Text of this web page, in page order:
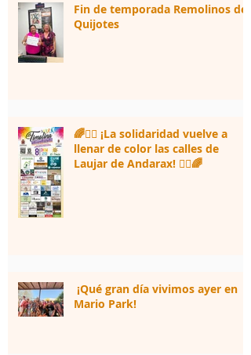
Fin de temporada Remolinos de
Quijotes
🌈🏃‍♀️ ¡La solidaridad vuelve a
llenar de color las calles de
Laujar de Andarax! 🏃‍♂️🌈
¡Qué gran día vivimos ayer en
Mario Park!